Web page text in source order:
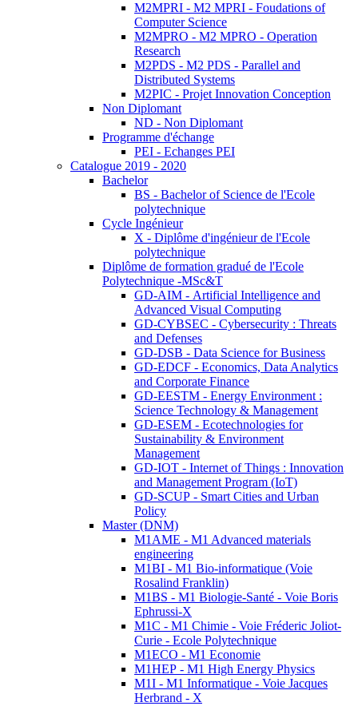
M2MPRI - M2 MPRI - Foudations of
Computer Science
M2MPRO - M2 MPRO - Operation
Research
M2PDS - M2 PDS - Parallel and
Distributed Systems
M2PIC - Projet Innovation Conception
Non Diplomant
ND - Non Diplomant
Programme d'échange
PEI - Echanges PEI
Catalogue 2019 - 2020
Bachelor
BS - Bachelor of Science de l'Ecole
polytechnique
Cycle Ingénieur
X - Diplôme d'ingénieur de l'Ecole
polytechnique
Diplôme de formation gradué de l'Ecole
Polytechnique -MSc&T
GD-AIM - Artificial Intelligence and
Advanced Visual Computing
GD-CYBSEC - Cybersecurity : Threats
and Defenses
GD-DSB - Data Science for Business
GD-EDCF - Economics, Data Analytics
and Corporate Finance
GD-EESTM - Energy Environment :
Science Technology & Management
GD-ESEM - Ecotechnologies for
Sustainability & Environment
Management
GD-IOT - Internet of Things : Innovation
and Management Program (IoT)
GD-SCUP - Smart Cities and Urban
Policy
Master (DNM)
M1AME - M1 Advanced materials
engineering
M1BI - M1 Bio-informatique (Voie
Rosalind Franklin)
M1BS - M1 Biologie-Santé - Voie Boris
Ephrussi-X
M1C - M1 Chimie - Voie Fréderic Joliot-
Curie - Ecole Polytechnique
M1ECO - M1 Economie
M1HEP - M1 High Energy Physics
M1I - M1 Informatique - Voie Jacques
Herbrand - X